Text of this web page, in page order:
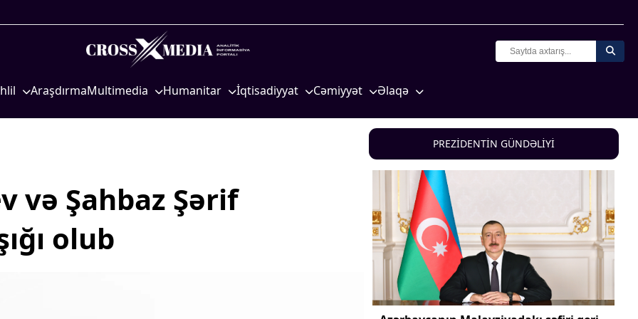
AraşdırmaMultimedia Humanitar
Mədəniyyətimizin Zəfəri
İqtisadiyyat Cəmiyyət
Məhkəmə və hüquq
Gənclər və İdman
Media və QHT
Əlaqə
və Şahbaz Şərif
olub
PREZİDENTİN GÜNDƏLİYİ